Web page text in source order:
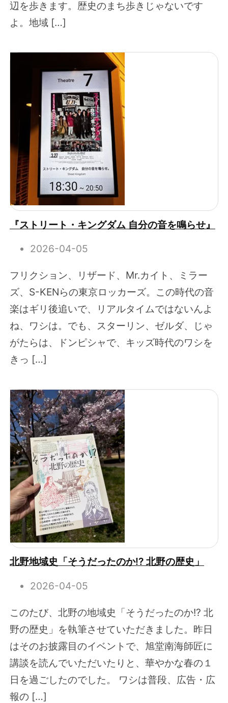
辺を歩きます。歴史のまち歩きじゃないです
よ。地域 […]
『ストリート・キングダム 自分の音を鳴らせ』
2026-04-05
フリクション、リザード、Mr.カイト、ミラー
ズ、S-KENらの東京ロッカーズ。この時代の音
楽はギリ後追いで、リアルタイムではないんよ
ね、ワシは。でも、スターリン、ゼルダ、じゃ
がたらは、ドンピシャで、キッズ時代のワシを
きっ […]
北野地域史「そうだったのか!? 北野の歴史」
2026-04-05
このたび、北野の地域史「そうだったのか!? 北
野の歴史」を執筆させていただきました。昨日
はそのお披露目のイベントで、旭堂南海師匠に
講談を読んでいただいたりと、華やかな春の１
日を過ごしたのでした。 ワシは普段、広告・広
報の […]